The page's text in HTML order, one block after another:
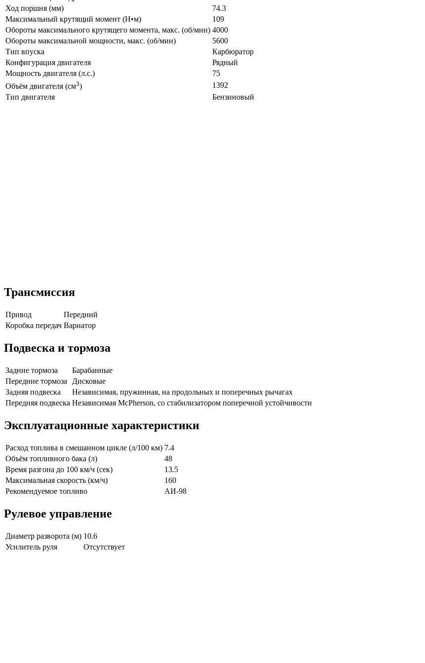
Ход поршня (мм)
74.3
Максимальный крутящий момент (Н•м)
109
Обороты максимального крутящего момента, макс. (об/мин) 4000
Обороты максимальной мощности, макс. (об/мин)
5600
Тип впуска
Карбюратор
Конфигурация двигателя
Рядный
Мощность двигателя (л.с.)
75
Объём двигателя (см3)
1392
Тип двигателя
Бензиновый
Трансмиссия
Привод
Передний
Коробка передач Вариатор
Подвеска и тормоза
Задние тормоза
Барабанные
Передние тормоза
Дисковые
Задняя подвеска
Независимая, пружинная, на продольных и поперечных рычагах
Передняя подвеска Независимая McPherson, со стабилизатором поперечной устойчивости
Эксплуатационные характеристики
Расход топлива в смешанном цикле (л/100 км) 7.4
Объём топливного бака (л)
48
Время разгона до 100 км/ч (сек)
13.5
Максимальная скорость (км/ч)
160
Рекомендуемое топливо
АИ-98
Рулевое управление
Диаметр разворота (м) 10.6
Усилитель руля
Отсутствует